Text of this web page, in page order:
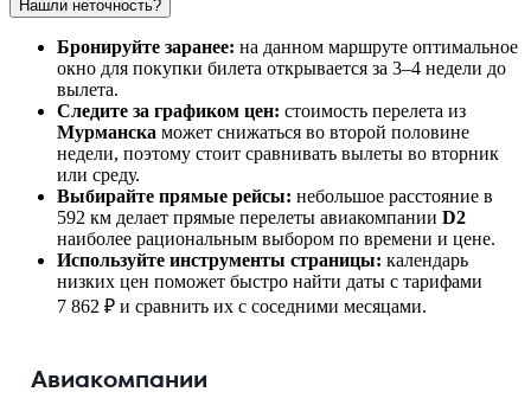
Нашли неточность?
Бронируйте заранее: на данном маршруте оптимальное
окно для покупки билета открывается за 3–4 недели до
вылета.
Следите за графиком цен: стоимость перелета из
Мурманска может снижаться во второй половине
недели, поэтому стоит сравнивать вылеты во вторник
или среду.
Выбирайте прямые рейсы: небольшое расстояние в
592 км делает прямые перелеты авиакомпании D2
наиболее рациональным выбором по времени и цене.
Используйте инструменты страницы: календарь
низких цен поможет быстро найти даты с тарифами
7 862 ₽ и сравнить их с соседними месяцами.
Авиакомпании